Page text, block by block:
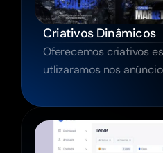
Criativos Dinâmicos
Oferecemos criativos
utlizaramos nos